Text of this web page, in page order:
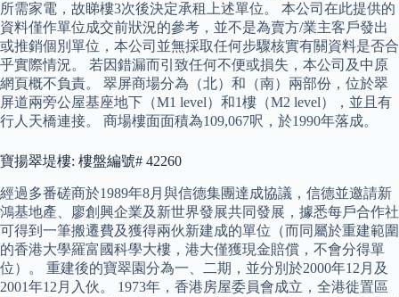
所需家電，故睇樓3次後決定承租上述單位。 本公司在此提供的
資料僅作單位成交前狀況的參考，並不是為賣方/業主客戶發出
或推銷個別單位，本公司並無採取任何步驟核實有關資料是否合
乎實際情況。 若因錯漏而引致任何不便或損失，本公司及中原
網頁概不負責。 翠屏商場分為（北）和（南）兩部份，位於翠
屏道兩旁公屋基座地下（M1 level）和1樓（M2 level），並且有
行人天橋連接。 商場樓面面積為109,067呎，於1990年落成。
寶揚翠堤樓: 樓盤編號# 42260
經過多番磋商於1989年8月與信德集團達成協議，信德並邀請新
鴻基地產、廖創興企業及新世界發展共同發展，據悉每戶合作社
可得到一筆搬遷費及獲得兩伙新建成的單位（而同屬於重建範圍
的香港大學羅富國科學大樓，港大僅獲現金賠償，不會分得單
位）。 重建後的寶翠園分為一、二期，並分別於2000年12月及
2001年12月入伙。 1973年，香港房屋委員會成立，全港徙置區